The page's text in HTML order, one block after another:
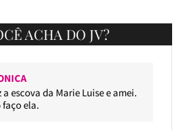
ACHA DO JV?
a escova da Marie Luise e amei.
faço ela.